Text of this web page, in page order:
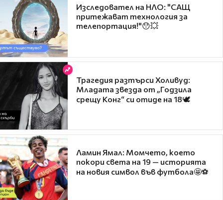
Изследовател на НЛО: "САЩ
притежават технология за
телепортация!"😯💥
Трагедия разтърси Холивуд:
Младата звезда от „Годзила
срещу Конг“ си отиде на 18🕊️
Ламин Ямал: Момчето, което
покори света на 19 — историята
на новия символ във футбола🤩⚽